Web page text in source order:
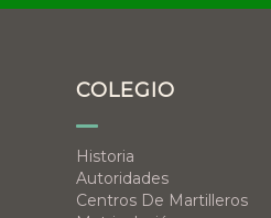
COLEGIO
Historia
Autoridades
Centros De Martilleros